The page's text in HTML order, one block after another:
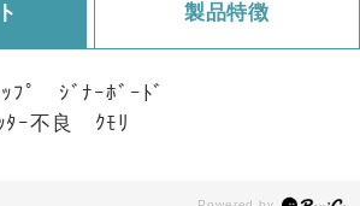
製品特徴
ﾌﾟ ｼﾞﾅｰﾎﾞｰﾄﾞ
ﾀｰ不良 ｸﾓﾘ